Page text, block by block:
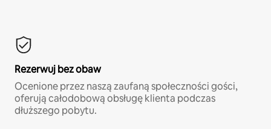
Rezerwuj bez obaw
Ocenione przez naszą zaufaną społeczności gości,
oferują całodobową obsługę klienta podczas
dłuższego pobytu.